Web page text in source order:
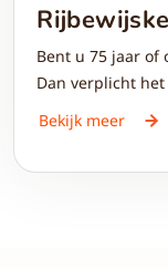
Bent u 75 jaar
Dan verplicht
in te vullen en
een bevoegd
Bekijk meer